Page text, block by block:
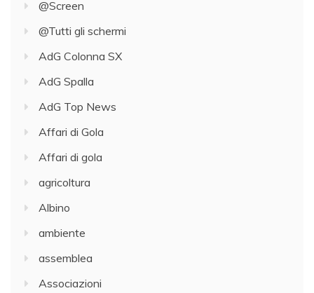
@Screen
@Tutti gli schermi
AdG Colonna SX
AdG Spalla
AdG Top News
Affari di Gola
Affari di gola
agricoltura
Albino
ambiente
assemblea
Associazioni